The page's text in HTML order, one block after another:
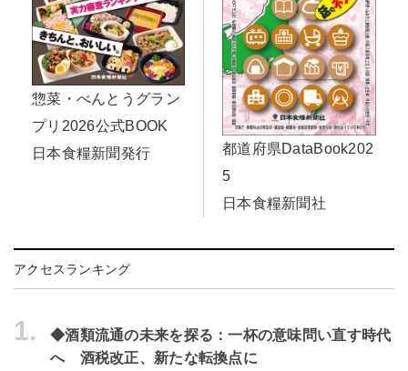
惣菜・べんとうグラン
プリ2026公式BOOK
日本食糧新聞発行
都道府県DataBook202
5
日本食糧新聞社
アクセスランキング
1.
◆酒類流通の未来を探る：一杯の意味問い直す時代
へ 酒税改正、新たな転換点に